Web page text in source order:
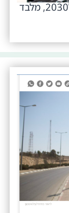
האוצר: אין פתרון לפקקים עד ל2030, מלבד